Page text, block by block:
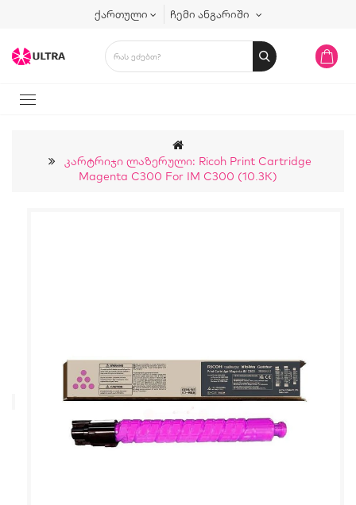
ქართული ჩემი ანგარიში
Კარტრიჯი Ლაზერული: Ricoh Print Cartridge
Magenta C300 For IM C300 (10.3K)